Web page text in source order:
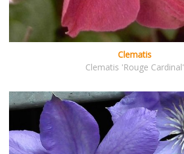
Clematis
Clematis 'Rouge Cardinal'